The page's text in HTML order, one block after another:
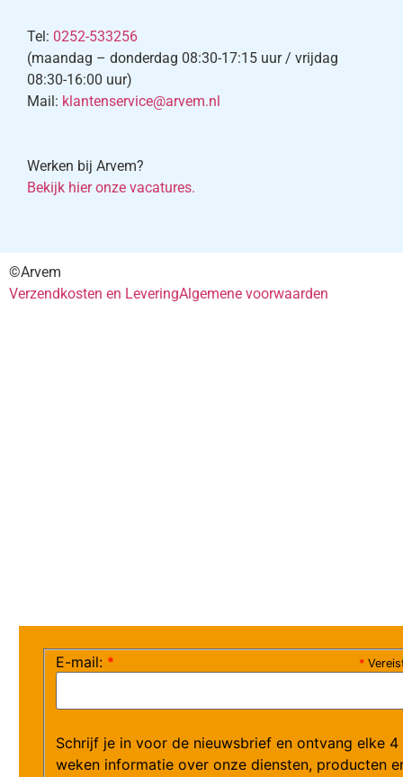
Tel: 0252-533256
(maandag – donderdag 08:30-17:15 uur / vrijdag
08:30-16:00 uur)
Mail: klantenservice@arvem.nl
Werken bij Arvem?
Bekijk hier onze vacatures.
©Arvem
Verzendkosten en LeveringAlgemene voorwaarden
*
E-mail: *
Schrijf je in voor de nieuwsbrief en ontvang elke 4
weken informatie over onze diensten, producten